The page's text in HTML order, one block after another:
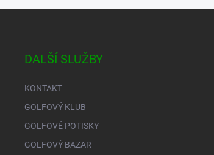
DALŠÍ SLUŽBY
KONTAKT
GOLFOVÝ KLUB
GOLFOVÉ POTISKY
GOLFOVÝ BAZAR